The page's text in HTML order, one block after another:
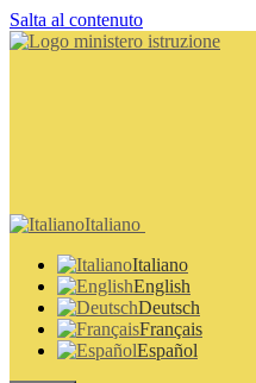
Salta al contenuto
Italiano
Italiano
English
Deutsch
Français
Español